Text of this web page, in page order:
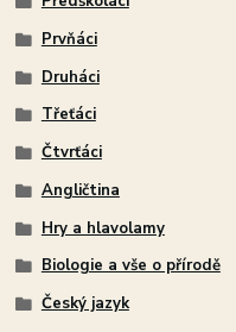
Prvňáci
Druháci
Třeťáci
Čtvrťáci
Angličtina
Hry a hlavolamy
Biologie a vše o přírodě
Český jazyk